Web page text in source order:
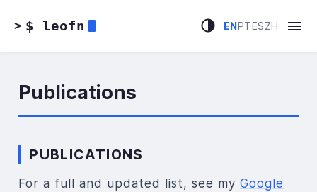
> $ leofn ENPTESZH
Publications
PUBLICATIONS
For a full and updated list, see myGoogle